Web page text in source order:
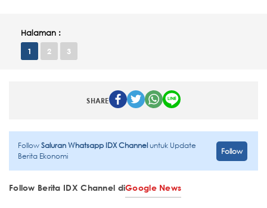
Halaman :
1 2 3
SHARE
FollowSaluran Whatsapp IDX Channeluntuk Update
Berita Ekonomi
Follow
Follow Berita IDX Channel diGoogle News